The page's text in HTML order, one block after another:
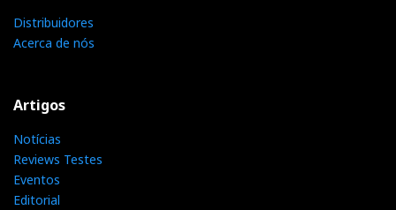
Distribuidores
Acerca de nós
Artigos
Notícias
Reviews Testes
Eventos
Editorial